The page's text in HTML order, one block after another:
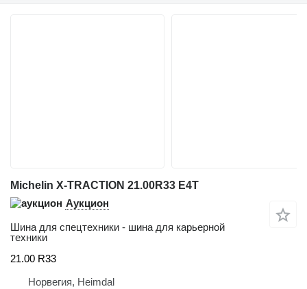
Michelin X-TRACTION 21.00R33 E4T
Аукцион
Шина для спецтехники - шина для карьерной
техники
21.00 R33
Норвегия, Heimdal